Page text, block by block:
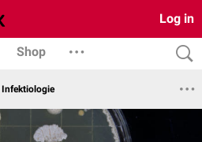
Log in
Shop
Infektiologie